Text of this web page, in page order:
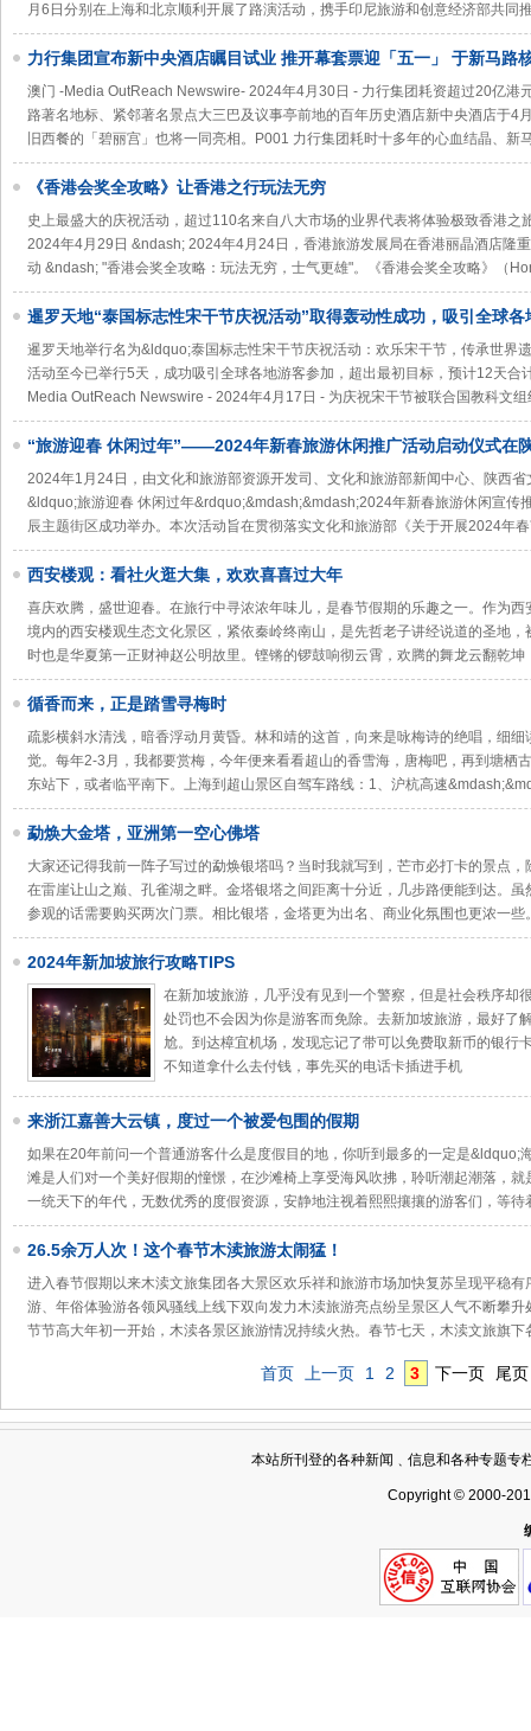
月6日分别在上海和北京顺利开展了路演活动，携手印尼旅游和创意经济部共同
力行集团宣布新中央酒店瞩目试业 推开幕套票迎「五一」 于新马路
史的体验
澳门 -Media OutReach Newswire- 2024年4月30日 - 力行集团耗资超过20亿港
路著名地标、紧邻著名景点大三巴及议事亭前地的百年历史酒店新中央酒店于4
旧西餐的「碧丽宫」也将一同亮相。P001 力行集团耗时十多年的心血结晶、新
《香港会奖全攻略》让香港之行玩法无穷
史上最盛大的庆祝活动，超过110名来自八大市场的业界代表将体验极致香港
2024年4月29日 &ndash; 2024年4月24日，香港旅游发展局在香港丽晶酒店隆
动 &ndash; "香港会奖全攻略：玩法无穷，士气更雄"。《香港会奖全攻略》（
暹罗天地“泰国标志性宋干节庆祝活动”取得轰动性成功，吸引全球
水和文化活动
暹罗天地举行名为&ldquo;泰国标志性宋干节庆祝活动：欢乐宋干节，传承世界
活动至今已举行5天，成功吸引全球各地游客参加，超出最初目标，预计12天合
Media OutReach Newswire - 2024年4月17日 - 为庆祝宋干节被联合国教科文
“旅游迎春 休闲过年”——2024年新春旅游休闲推广活动启动仪式在
2024年1月24日，由文化和旅游部资源开发司、文化和旅游部新闻中心、陕西
&ldquo;旅游迎春 休闲过年&rdquo;&mdash;&mdash;2024年新春旅游休闲宣传
辰主题街区成功举办。本次活动旨在贯彻落实文化和旅游部《关于开展2024年
西安楼观：看社火逛大集，欢欢喜喜过大年
喜庆欢腾，盛世迎春。在旅行中寻浓浓年味儿，是春节假期的乐趣之一。作为
境内的西安楼观生态文化景区，紧依秦岭终南山，是先哲老子讲经说道的圣地
时也是华夏第一正财神赵公明故里。铿锵的锣鼓响彻云霄，欢腾的舞龙云翻乾坤
循香而来，正是踏雪寻梅时
疏影横斜水清浅，暗香浮动月黄昏。林和靖的这首，向来是咏梅诗的绝唱，细
觉。每年2-3月，我都要赏梅，今年便来看看超山的香雪海，唐梅吧，再到塘栖
东站下，或者临平南下。上海到超山景区自驾车路线：1、沪杭高速
勐焕大金塔，亚洲第一空心佛塔
大家还记得我前一阵子写过的勐焕银塔吗？当时我就写到，芒市必打卡的景点
在雷崖让山之巅、孔雀湖之畔。金塔银塔之间距离十分近，几步路便能到达。
参观的话需要购买两次门票。相比银塔，金塔更为出名、商业化氛围也更浓一些
2024年新加坡旅行攻略TIPS
在新加坡旅游，几乎没有见到一个警察，但是社会秩序却
处罚也不会因为你是游客而免除。去新加坡旅游，最好了
尬。到达樟宜机场，发现忘记了带可以免费取新币的银行
不知道拿什么去付钱，事先买的电话卡插进手机
来浙江嘉善大云镇，度过一个被爱包围的假期
如果在20年前问一个普通游客什么是度假目的地，你听到最多的一定是&ldquo;
滩是人们对一个美好假期的憧憬，在沙滩椅上享受海风吹拂，聆听潮起潮落，
一统天下的年代，无数优秀的度假资源，安静地注视着熙熙攘攘的游客们，等待
26.5余万人次！这个春节木渎旅游太闹猛！
进入春节假期以来木渎文旅集团各大景区欢乐祥和旅游市场加快复苏呈现平稳
游、年俗体验游各领风骚线上线下双向发力木渎旅游亮点纷呈景区人气不断攀
节节高大年初一开始，木渎各景区旅游情况持续火热。春节七天，木渎文旅旗下
首页 上一页 1 2 3 下一页 尾页
本站所刊登的各种新闻﹑信息和各种专题专
Copyright © 2000-